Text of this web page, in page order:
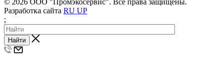
Разработка сайта RU UP
;
Найти